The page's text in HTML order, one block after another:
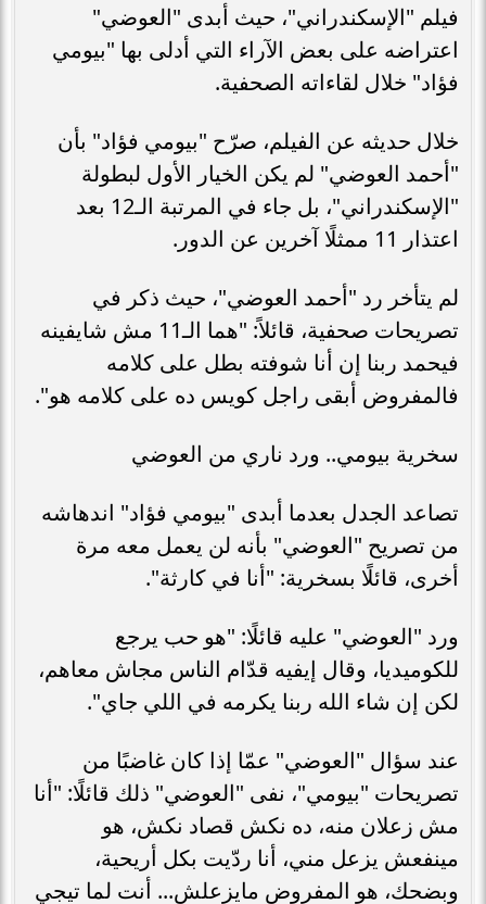
فيلم "الإسكندراني"، حيث أبدى "العوضي"
اعتراضه على بعض الآراء التي أدلى بها "بيومي
فؤاد" خلال لقاءاته الصحفية.
خلال حديثه عن الفيلم، صرّح "بيومي فؤاد" بأن
"أحمد العوضي" لم يكن الخيار الأول لبطولة
"الإسكندراني"، بل جاء في المرتبة الـ12 بعد
اعتذار 11 ممثلًا آخرين عن الدور.
لم يتأخر رد "أحمد العوضي"، حيث ذكر في
تصريحات صحفية، قائلاً: "هما الـ11 مش شايفينه
فيحمد ربنا إن أنا شوفته بطل على كلامه
فالمفروض أبقى راجل كويس ده على كلامه هو".
سخرية بيومي.. ورد ناري من العوضي
تصاعد الجدل بعدما أبدى "بيومي فؤاد" اندهاشه
من تصريح "العوضي" بأنه لن يعمل معه مرة
أخرى، قائلًا بسخرية: "أنا في كارثة".
ورد "العوضي" عليه قائلًا: "هو حب يرجع
للكوميديا، وقال إيفيه قدّام الناس مجاش معاهم،
لكن إن شاء الله ربنا يكرمه في اللي جاي".
عند سؤال "العوضي" عمّا إذا كان غاضبًا من
تصريحات "بيومي"، نفى "العوضي" ذلك قائلًا: "أنا
مش زعلان منه، ده نكش قصاد نكش، هو
مينفعش يزعل مني، أنا ردّيت بكل أريحية،
وبضحك، هو المفروض مايزعلش... أنت لما تيجي